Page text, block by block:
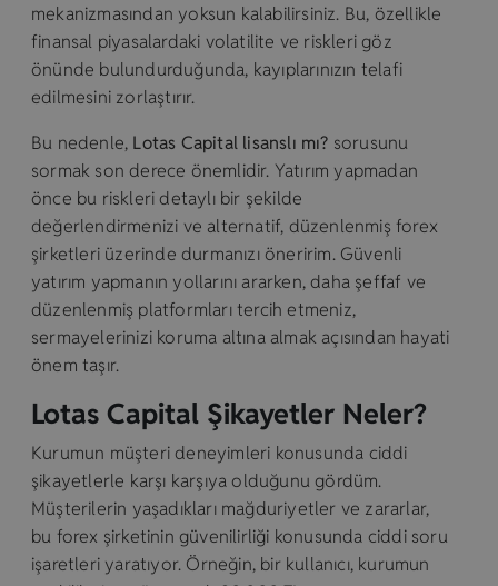
mekanizmasından yoksun kalabilirsiniz. Bu, özellikle
finansal piyasalardaki volatilite ve riskleri göz
önünde bulundurduğunda, kayıplarınızın telafi
edilmesini zorlaştırır.
Bu nedenle, Lotas Capital lisanslı mı? sorusunu
sormak son derece önemlidir. Yatırım yapmadan
önce bu riskleri detaylı bir şekilde
değerlendirmenizi ve alternatif, düzenlenmiş forex
şirketleri üzerinde durmanızı öneririm. Güvenli
yatırım yapmanın yollarını ararken, daha şeffaf ve
düzenlenmiş platformları tercih etmeniz,
sermayelerinizi koruma altına almak açısından hayati
önem taşır.
Lotas Capital Şikayetler Neler?
Kurumun müşteri deneyimleri konusunda ciddi
şikayetlerle karşı karşıya olduğunu gördüm.
Müşterilerin yaşadıkları mağduriyetler ve zararlar,
bu forex şirketinin güvenilirliği konusunda ciddi soru
işaretleri yaratıyor. Örneğin, bir kullanıcı, kurumun